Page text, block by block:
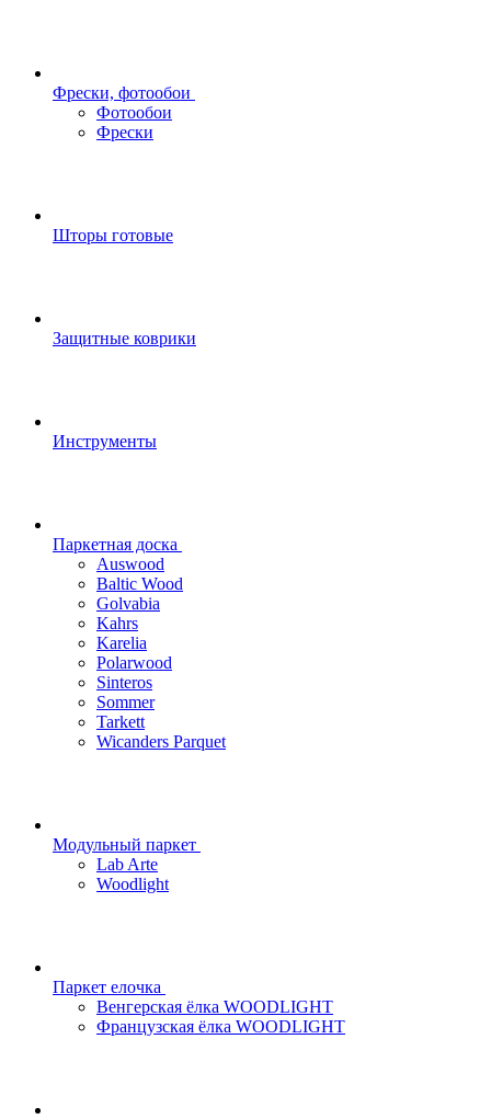
Фрески, фотообои
Фотообои
Фрески
Шторы готовые
Защитные коврики
Инструменты
Паркетная доска
Auswood
Baltic Wood
Golvabia
Kahrs
Karelia
Polarwood
Sinteros
Sommer
Tarkett
Wicanders Parquet
Модульный паркет
Lab Arte
Woodlight
Паркет елочка
Венгерская ёлка WOODLIGHT
Французская ёлка WOODLIGHT